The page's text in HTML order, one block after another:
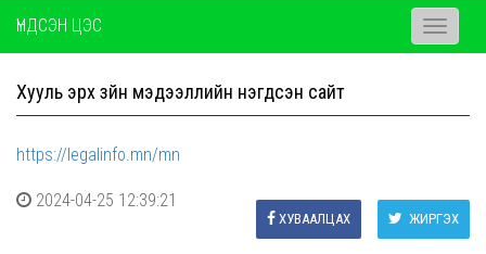
ҮНДСЭН ЦЭС
Toggle
Хууль эрх зүйн мэдээллийн нэгдсэн сайт
https://legalinfo.mn/mn
2024-04-25 12:39:21
ЖИРГЭХ
ХУВААЛЦАХ